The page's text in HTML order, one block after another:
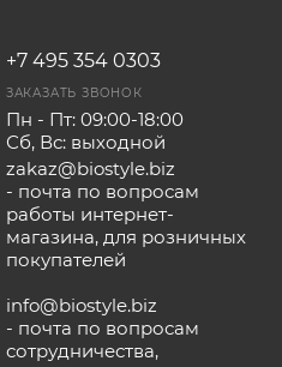
+7 495 354 0303
ЗАКАЗАТЬ ЗВОНОК
Пн - Пт: 09:00-18:00
Сб, Вс: выходной
zakaz@biostyle.biz
- почта по вопросам
работы интернет-
магазина, для розничных
покупателей
info@biostyle.biz
- почта по вопросам
сотрудничества,